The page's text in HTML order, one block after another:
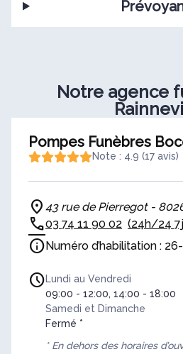
Notre agence
Pompes Funèbres
Note : 4.9 (17 avis)
43 rue de Pierregot -
03 74 11 90 02 (24h/24
Numéro d’habilitation :
Lundi au Vendredi
09:00 - 12:00, 14:00 - 18:00
Samedi et Dimanche
Fermé *
* En dehors des horaires